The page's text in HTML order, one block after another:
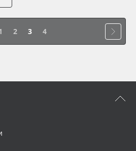
2 3 4